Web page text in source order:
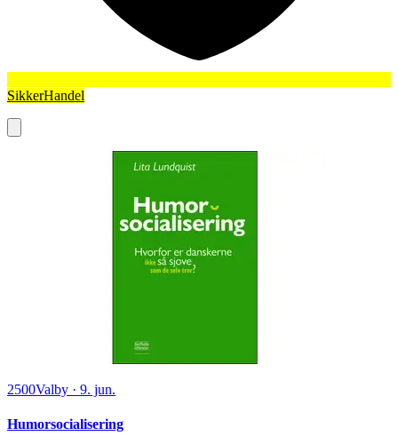
SikkerHandel
2500Valby · 9. jun.
Humorsocialisering